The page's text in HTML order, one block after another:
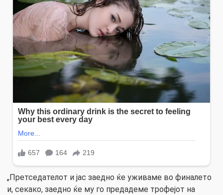
„Претседателот и јас заедно ќе уживаме во финалето
и, секако, заедно ќе му го предадеме трофејот на